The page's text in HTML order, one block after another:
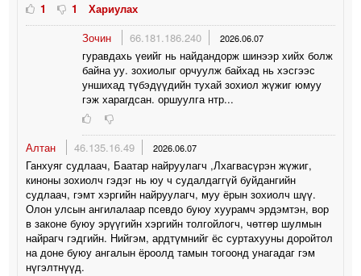
1
1
Хариулах
Зочин
66.181.186.240 2026.06.07
гуравдахь үеийг нь найдандорж шинээр хийх болж
байна уу. зохиолыг орчуулж байхад нь хэсгээс
уншихад түбэдүүдийн тухай зохиол жүжиг юмуу
гэж харагдсан. оршуулга нтр...
Алтан 46.135.16.49 2026.06.07
Ганхуяг судлаач, Баатар найруулагч ,Лхагвасүрэн жүжиг,
киноны зохиолч гэдэг нь юу ч судалдаггүй буйдангийн
судлаач, гэмт хэргийн найруулагч, муу ёрын зохиолч шүү.
Олон улсын ангилалаар псевдо буюу хуурамч эрдэмтэн, вор
в законе буюу эрүүгийн хэргийн толгойлогч, чөтгөр шулмын
найрагч гэдгийн. Нийгэм, ардтүмнийг ёс суртахууны доройтол
на доне буюу ангалын ёроолд тамын тогоонд унагадаг гэм
нүгэлтнүүд.